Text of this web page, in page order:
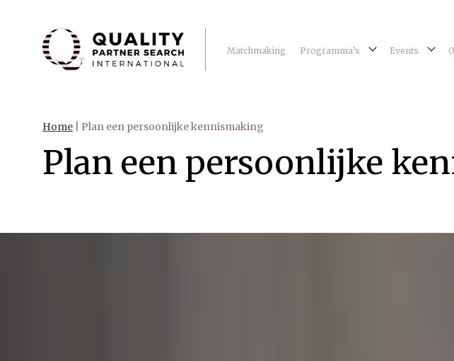
Matchmaking Programma’s Events
Home Plan een persoonlijke kennismaking
Plan een persoonlijke